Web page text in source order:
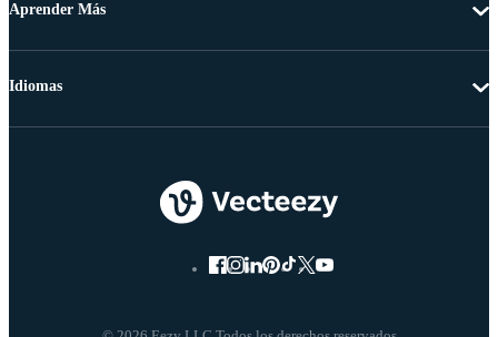
Aprender Más
Idiomas